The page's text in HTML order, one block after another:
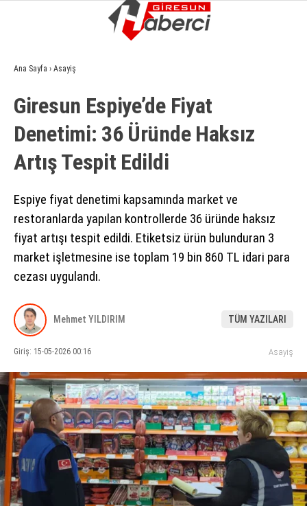
WhatsApp İhbar Hattı
Facebook
Instagram
GÜNDEM
EKONOMI
SIYASET
ASAYIŞ
SPOR
YAŞAM
EĞITIM
SAĞLIK
KÜLTÜR SANAT
Ana Sayfa › Asayiş
Giresun Espiye’de Fiyat
Denetimi: 36 Üründe Haksız
Artış Tespit Edildi
Espiye fiyat denetimi kapsamında market ve
restoranlarda yapılan kontrollerde 36 üründe haksız
fiyat artışı tespit edildi. Etiketsiz ürün bulunduran 3
market işletmesine ise toplam 19 bin 860 TL idari para
cezası uygulandı.
Mehmet YILDIRIM TÜM YAZILARI
Giriş: 15-05-2026 00:16 Asayiş